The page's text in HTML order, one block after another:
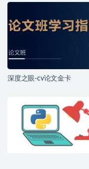
深度之眼-cv论文金卡